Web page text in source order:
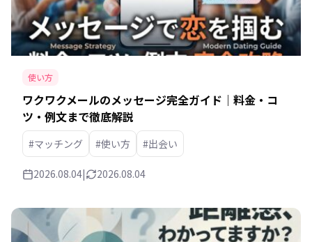
使い方
ワクワクメールのメッセージ完全ガイド｜料金・コ
ツ・例文まで徹底解説
#マッチング #使い方 #出会い
2026.08.04| 2026.08.04